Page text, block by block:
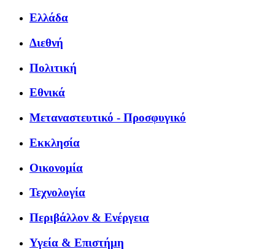
Ελλάδα
Διεθνή
Πολιτική
Εθνικά
Μεταναστευτικό - Προσφυγικό
Εκκλησία
Οικονομία
Τεχνολογία
Περιβάλλον & Ενέργεια
Υγεία & Επιστήμη